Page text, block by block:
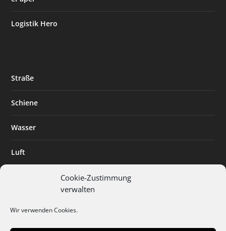
Cookie-Zustimmung
verwalten
Wir verwenden Cookies.
Logistik Hero
Straße
Schiene
Wasser
Luft
Digitalisierung